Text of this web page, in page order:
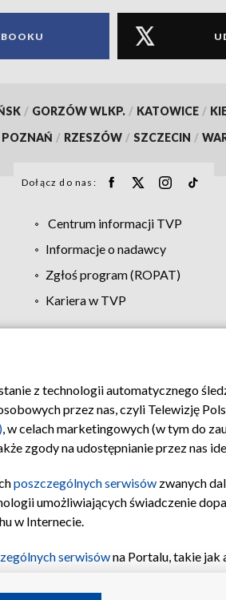
/ GORZÓW WLKP. / KATOWICE /
POZNAŃ / RZESZÓW / SZCZECIN /
Dołącz do nas:
Centrum informacji TVP
Informacje o nadawcy
Zgłoś program (ROPAT)
Kariera w TVP
Moje zgody Pomoc
z technologii automatycznego
przez nas, czyli Telewizję
, w celach marketingowych (w tym do
zgody na udostępnianie przez nas
poszczególnych serwisów zwanych
umożliwiających świadczenie
w Internecie.
serwisówna Portalu, takie
informacji na urządzeniu lub dostęp